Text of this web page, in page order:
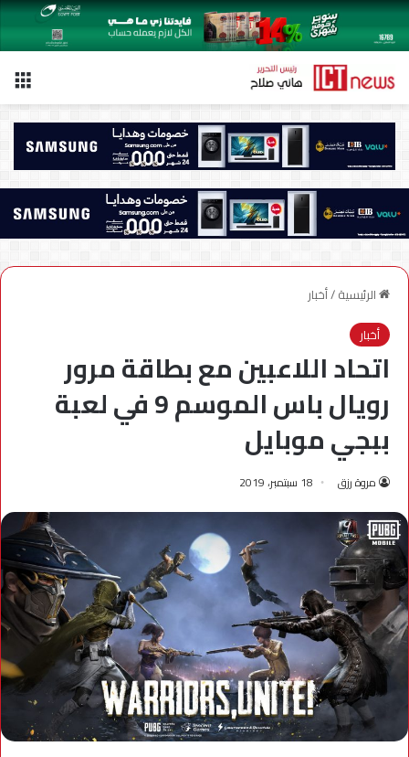
الرئيسية/أخبار
أخبار
اتحاد اللاعبين مع بطاقة مرور
رويال باس الموسم 9 في لعبة
ببجي موبايل
مروة رزق 18 سبتمبر، 2019